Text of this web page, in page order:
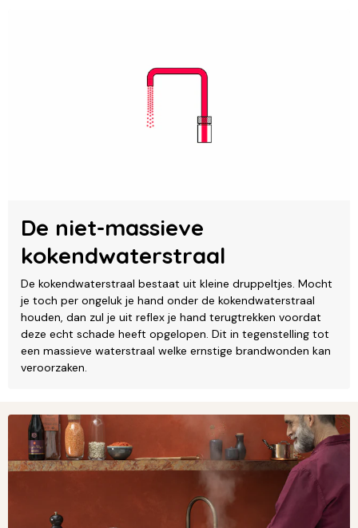
De niet-massieve
kokendwaterstraal
De kokendwaterstraal bestaat uit kleine druppeltjes. Mocht
je toch per ongeluk je hand onder de kokendwaterstraal
houden, dan zul je uit reflex je hand terugtrekken voordat
deze echt schade heeft opgelopen. Dit in tegenstelling tot
een massieve waterstraal welke ernstige brandwonden kan
veroorzaken.